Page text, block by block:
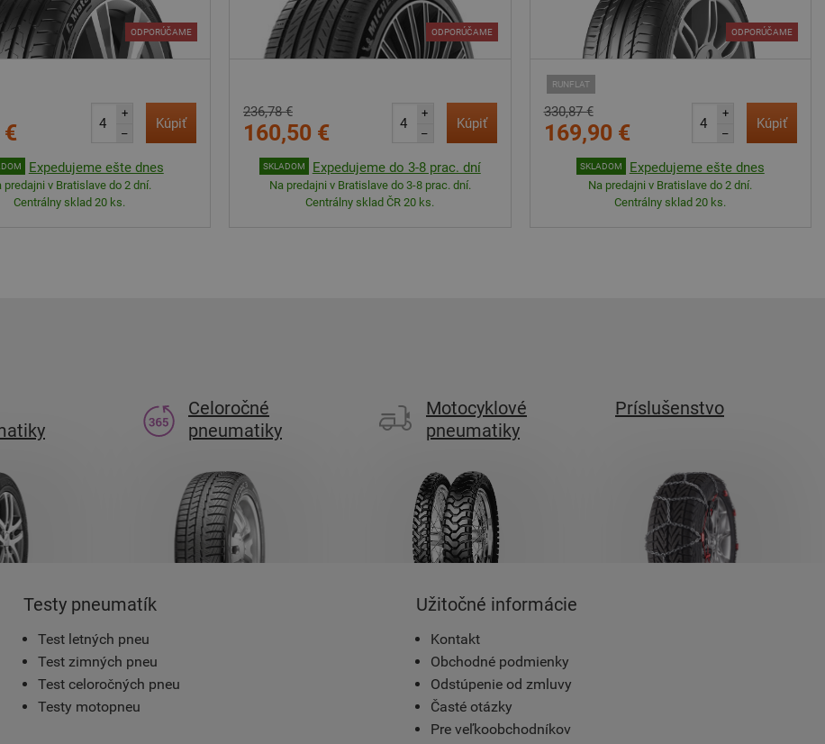
ODPORÚČAME
+
–
Kúpiť
Expedujeme ešte dnes
predajni v Bratislave do 2 dní.
Centrálny sklad 20 ks.
ODPORÚČAME
236,78 €
160,50 €
+
–
Kúpiť
SKLADOM Expedujeme do 3-8 prac. dní
Na predajni v Bratislave do 3-8 prac. dní.
Centrálny sklad ČR 20 ks.
RUNFLAT
ODPORÚČAME
330,87 €
169,90 €
+
–
Kúpiť
SKLADOM Expedujeme ešte dnes
Na predajni v Bratislave do 2 dní.
Centrálny sklad 20 ks.
Celoročné
pneumatiky
Motocyklové
pneumatiky
Príslušenstvo
Testy pneumatík
Test letných pneu
Test zimných pneu
Test celoročných pneu
Testy motopneu
Užitočné informácie
Kontakt
Obchodné podmienky
Odstúpenie od zmluvy
Časté otázky
Pre veľkoobchodníkov